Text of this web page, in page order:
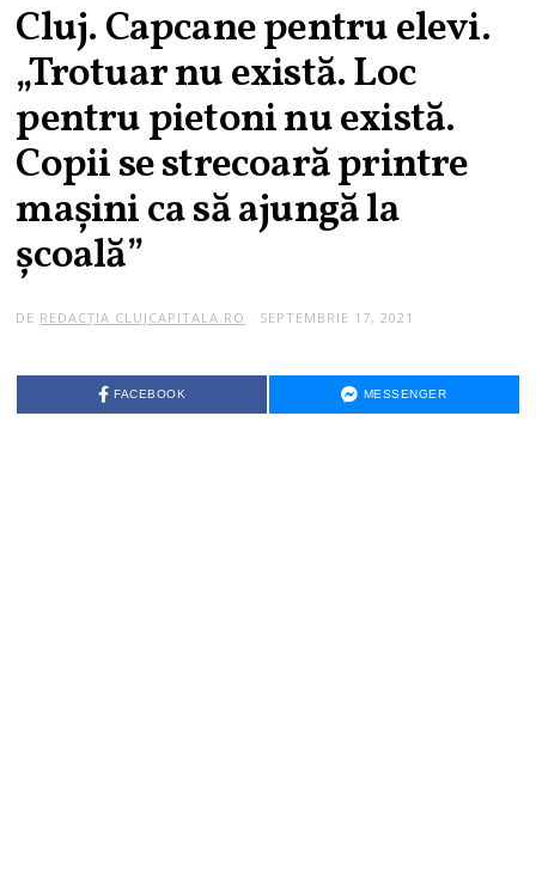
Cluj. Capcane pentru elevi.
„Trotuar nu există. Loc
pentru pietoni nu există.
Copii se strecoară printre
mașini ca să ajungă la
școală”
DE REDACȚIA CLUJCAPITALA.RO SEPTEMBRIE 17, 2021
FACEBOOK MESSENGER